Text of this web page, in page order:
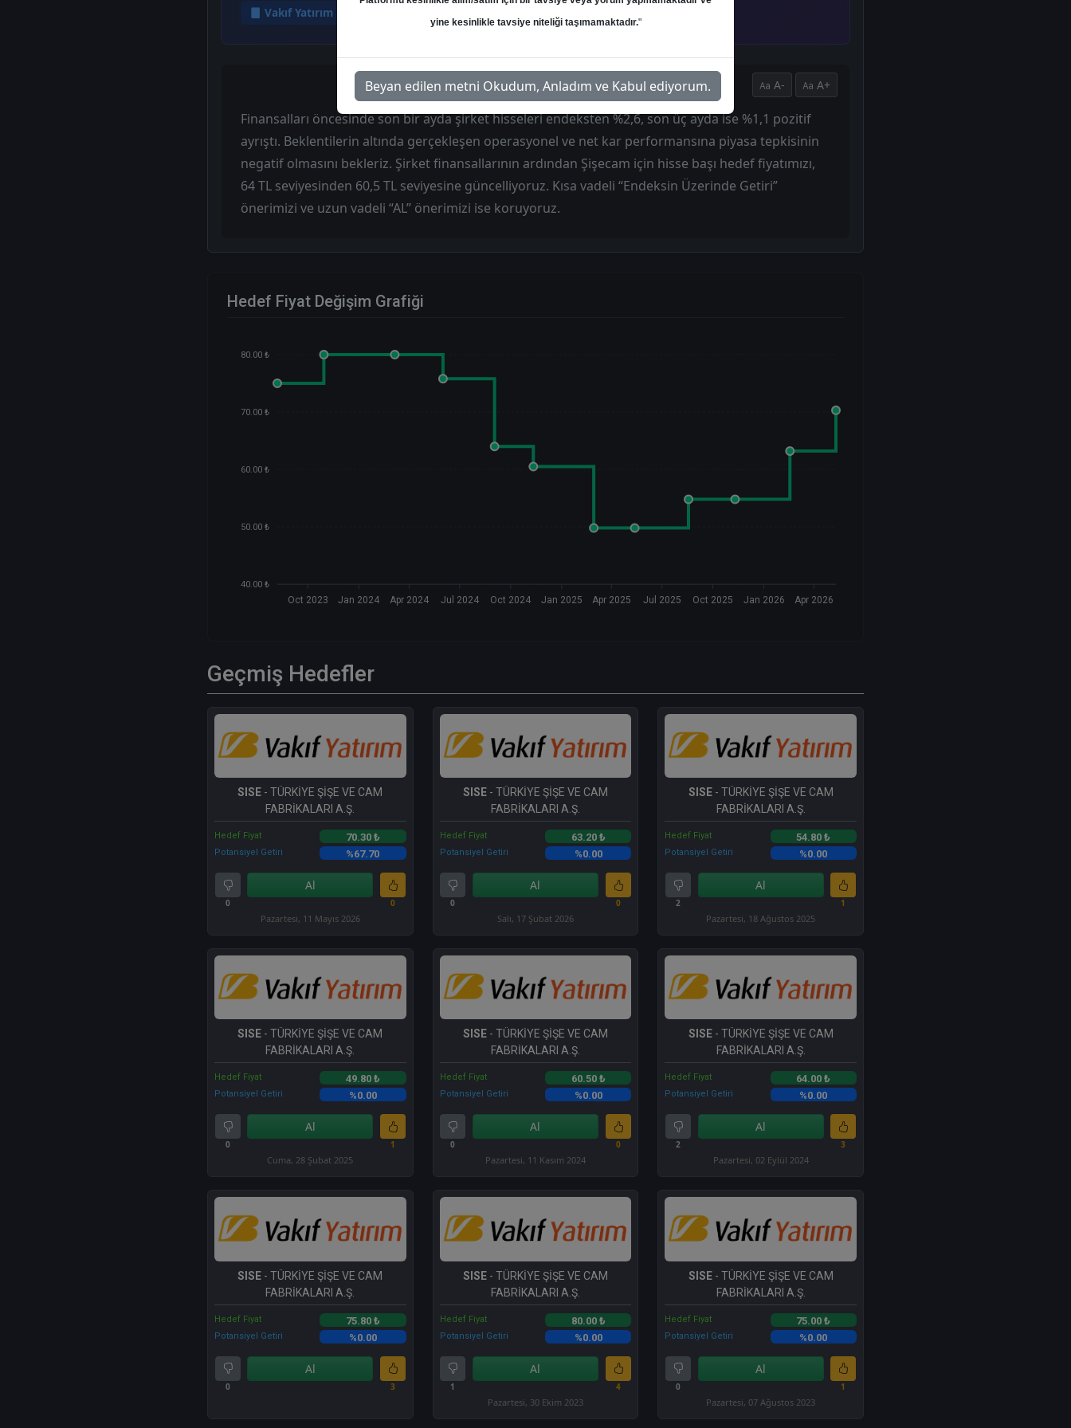
Vakıf Yatırım
A- A+
Finansalları öncesinde son bir ayda şirket hisseleri endeksten %2,6, son üç ayda ise %1,1 pozitif
ayrıştı. Beklentilerin altında gerçekleşen operasyonel ve net kar performansına piyasa tepkisinin
negatif olmasını bekleriz. Şirket finansallarının ardından Şişecam için hisse başı hedef fiyatımızı,
64 TL seviyesinden 60,5 TL seviyesine güncelliyoruz. Kısa vadeli “Endeksin Üzerinde Getiri”
önerimizi ve uzun vadeli “AL” önerimizi ise koruyoruz.
Hedef Fiyat Değişim Grafiği
80.00 ₺
70.00 ₺
60.00 ₺
50.00 ₺
40.00 ₺
Oct 2023 Jan 2024 Apr 2024 Jul 2024 Oct 2024 Jan 2025 Apr 2025 Jul 2025 Oct 2025 Jan 2026 Apr 2026
Geçmiş Hedefler
SISE - TÜRKİYE ŞİŞE VE CAM
FABRİKALARI A.Ş.
Hedef Fiyat 70.30 ₺
Potansiyel Getiri %67.70
0
Al
0
Pazartesi, 11 Mayıs 2026
SISE- TÜRKİYE ŞİŞE VE CAM
FABRİKALARI A.Ş.
Hedef Fiyat 63.20 ₺
Potansiyel Getiri %0.00
0
Al
0
Salı, 17 Şubat 2026
SISE- TÜRKİYE ŞİŞE VE CAM
FABRİKALARI A.Ş.
Hedef Fiyat 54.80 ₺
Potansiyel Getiri %0.00
2
Al
1
Pazartesi, 18 Ağustos 2025
SISE - TÜRKİYE ŞİŞE VE CAM
FABRİKALARI A.Ş.
Hedef Fiyat 49.80 ₺
Potansiyel Getiri %0.00
0
Al
1
Cuma, 28 Şubat 2025
SISE- TÜRKİYE ŞİŞE VE CAM
FABRİKALARI A.Ş.
Hedef Fiyat 60.50 ₺
Potansiyel Getiri %0.00
0
Al
0
Pazartesi, 11 Kasım 2024
SISE- TÜRKİYE ŞİŞE VE CAM
FABRİKALARI A.Ş.
Hedef Fiyat 64.00 ₺
Potansiyel Getiri %0.00
2
Al
3
Pazartesi, 02 Eylül 2024
SISE - TÜRKİYE ŞİŞE VE CAM
FABRİKALARI A.Ş.
Hedef Fiyat 75.80 ₺
Potansiyel Getiri %0.00
0
Al
3
SISE- TÜRKİYE ŞİŞE VE CAM
FABRİKALARI A.Ş.
Hedef Fiyat 80.00 ₺
Potansiyel Getiri %0.00
1
Al
4
Pazartesi, 30 Ekim 2023
SISE- TÜRKİYE ŞİŞE VE CAM
FABRİKALARI A.Ş.
Hedef Fiyat 75.00 ₺
Potansiyel Getiri %0.00
0
Al
1
Pazartesi, 07 Ağustos 2023
yine kesinlikle tavsiye niteliği taşımamaktadır."
Beyan edilen metni Okudum, Anladım ve Kabul ediyorum.